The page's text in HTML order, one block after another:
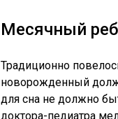
Месячный
Традиционно
новорожденный
для сна не должно
доктора-педиатра